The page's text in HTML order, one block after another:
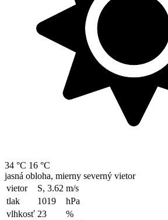
34 °C 16 °C
jasná obloha, mierny severný vietor
vietor
S, 3.62 m/s
tlak
1019
hPa
vlhkosť 23
%